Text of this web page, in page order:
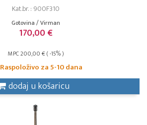
Kat.br. : 900F310
Gotovina / Virman
170,00 €
MPC 200,00 € ( -15% )
Raspoloživo za 5-10 dana
dodaj u košaricu